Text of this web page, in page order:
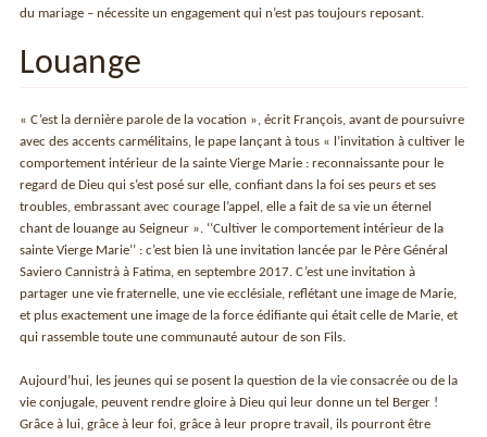
du mariage – nécessite un engagement qui n’est pas toujours reposant.
Louange
« C’est la dernière parole de la vocation », écrit François, avant de poursuivre
avec des accents carmélitains, le pape lançant à tous « l’invitation à cultiver le
comportement intérieur de la sainte Vierge Marie : reconnaissante pour le
regard de Dieu qui s’est posé sur elle, confiant dans la foi ses peurs et ses
troubles, embrassant avec courage l’appel, elle a fait de sa vie un éternel
chant de louange au Seigneur ». ‘‘Cultiver le comportement intérieur de la
sainte Vierge Marie’’ : c’est bien là une invitation lancée par le Père Général
Saviero Cannistrà à Fatima, en septembre 2017. C’est une invitation à
partager une vie fraternelle, une vie ecclésiale, reflétant une image de Marie,
et plus exactement une image de la force édifiante qui était celle de Marie, et
qui rassemble toute une communauté autour de son Fils.
Aujourd’hui, les jeunes qui se posent la question de la vie consacrée ou de la
vie conjugale, peuvent rendre gloire à Dieu qui leur donne un tel Berger !
Grâce à lui, grâce à leur foi, grâce à leur propre travail, ils pourront être